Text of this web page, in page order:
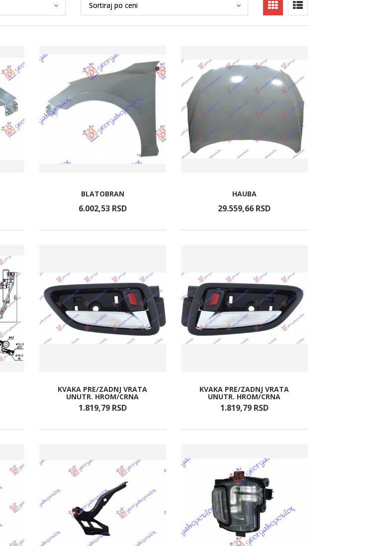
BLATOBRAN
6.002,53 RSD
HAUBA
29.559,66 RSD
KVAKA PRE/ZADNJ VRATA
UNUTR. HROM/CRNA
1.819,79 RSD
KVAKA PRE/ZADNJ VRATA
UNUTR. HROM/CRNA
1.819,79 RSD